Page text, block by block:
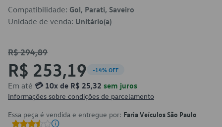
Compatibilidade: Gol, Parati, Saveiro
Unidade de venda: Unitário(a)
R$ 294,89
R$ 253,19 -14% OFF
Em até 💳 10x de R$ 25,32 sem juros
Informações sobre condições de parcelamento
Essa peça é vendida e entregue por: Faria Veículos São Paulo